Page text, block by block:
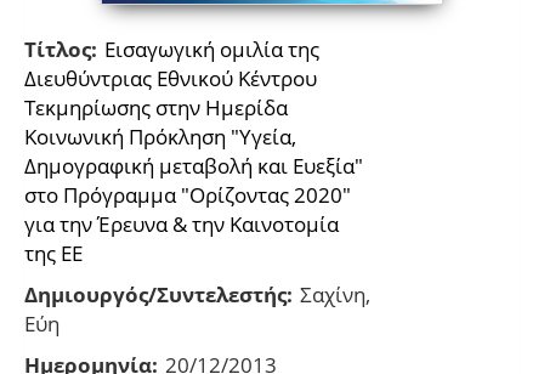
Τίτλος: Εισαγωγική ομιλία της
Διευθύντριας Εθνικού Κέντρου
Τεκμηρίωσης στην Ημερίδα
Κοινωνική Πρόκληση "Υγεία,
Δημογραφική μεταβολή και Ευεξία"
στο Πρόγραμμα "Oρίζοντας 2020"
για την Έρευνα & την Καινοτομία
της ΕΕ
Δημιουργός/Συντελεστής: Σαχίνη,
Εύη
Ημερομηνία: 20/12/2013